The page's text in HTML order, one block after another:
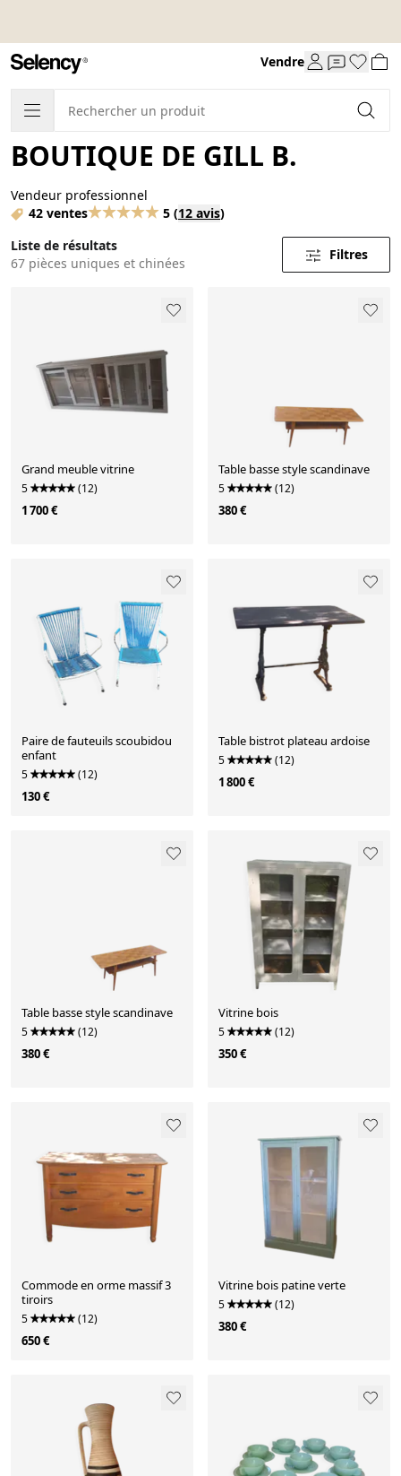
Vendre
BOUTIQUE DE GILL B.
Vendeur professionnel
42 ventes
5 (12 avis)
Liste de résultats
67 pièces uniques et chinées
Filtres
Grand meuble vitrine
5 (12)
1 700 €
Table basse style scandinave
5 (12)
380 €
Paire de fauteuils scoubidou
enfant
5 (12)
130 €
Table bistrot plateau ardoise
5 (12)
1 800 €
Table basse style scandinave
5 (12)
380 €
Vitrine bois
5 (12)
350 €
Commode en orme massif 3
tiroirs
5 (12)
650 €
Vitrine bois patine verte
5 (12)
380 €